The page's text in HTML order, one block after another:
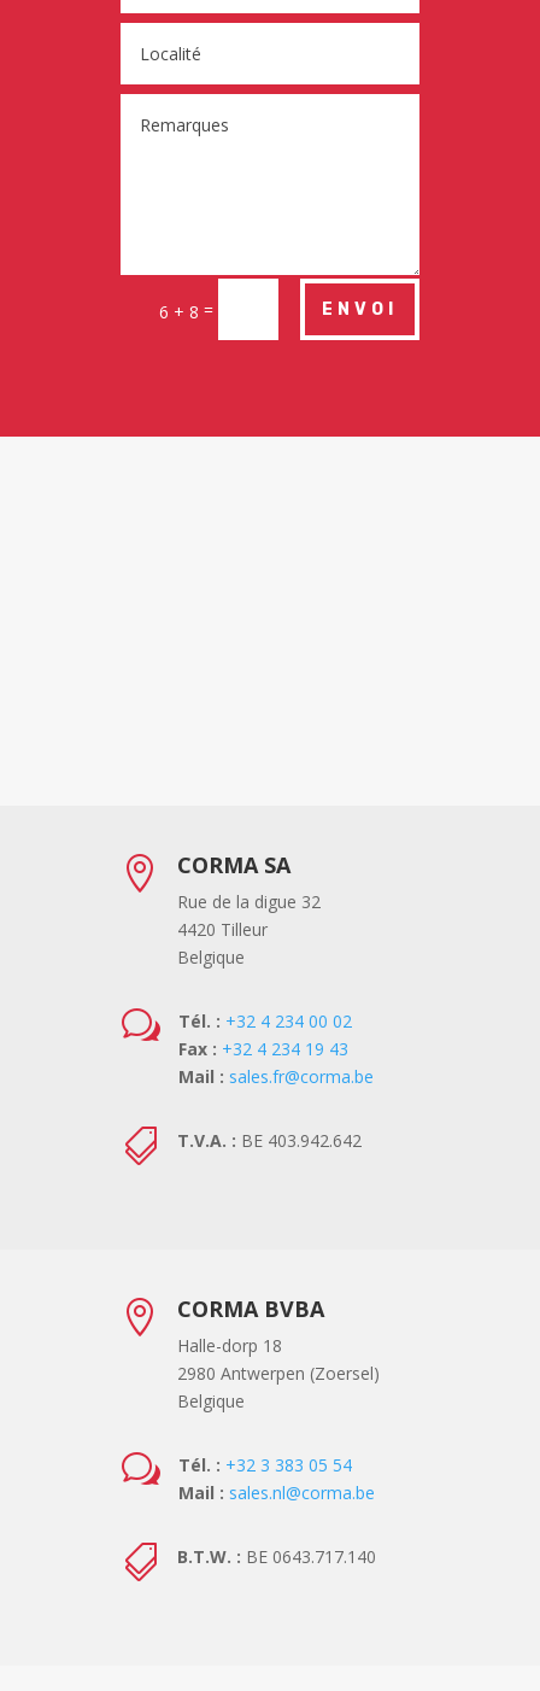
6 + 8 = ENVOI
 CORMA SA
Rue de la digue 32
4420 Tilleur
Belgique
w Tél. : +32 4 234 00 02
Fax : +32 4 234 19 43
Mail : sales.fr@corma.be
 T.V.A. : BE 403.942.642
 CORMA BVBA
Halle-dorp 18
2980 Antwerpen (Zoersel)
Belgique
w Tél. : +32 3 383 05 54
Mail : sales.nl@corma.be
 B.T.W. : BE 0643.717.140